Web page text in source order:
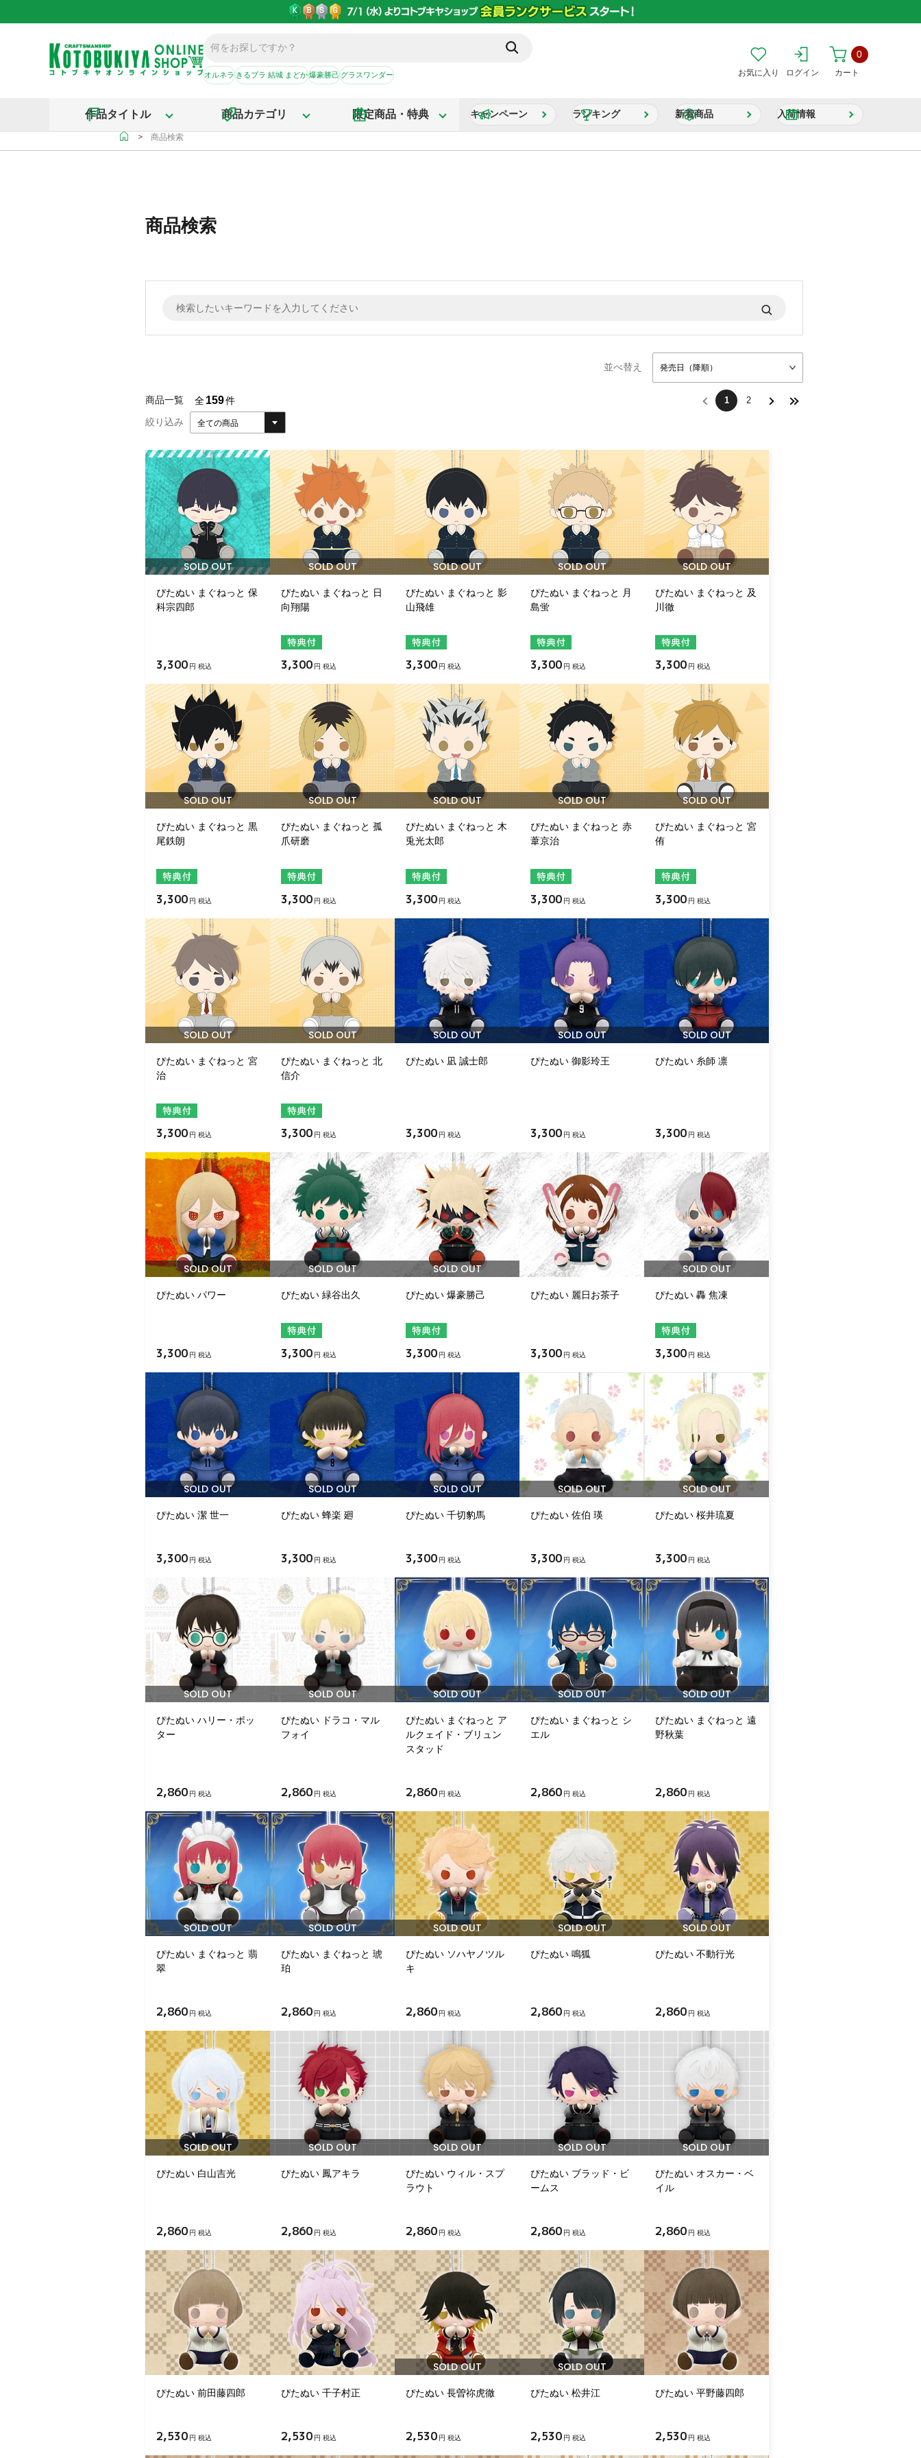
オルネラきるプラ 結城 まどか爆豪勝己グラスワンダー お気に入り ログイン カート
0
作品タイトル 商品カテゴリ 限定商品・特典 キャンペーン ランキング 新着商品 入荷情報
＞ 商品検索
商品検索
並べ替え 発売日（降順）
商品一覧 全159件 1 2
絞り込み 全ての商品
SOLD OUT
ぴたぬい まぐねっと 保
科宗四郎
3,300 円 税込
SOLD OUT
ぴたぬい まぐねっと 日
向翔陽
3,300 円 税込
SOLD OUT
ぴたぬい まぐねっと 影
山飛雄
3,300 円 税込
SOLD OUT
ぴたぬい まぐねっと 月
島蛍
3,300 円 税込
SOLD OUT
ぴたぬい まぐねっと 及
川徹
3,300 円 税込
SOLD OUT
ぴたぬい まぐねっと 黒
尾鉄朗
3,300 円 税込
SOLD OUT
ぴたぬい まぐねっと 孤
爪研磨
3,300 円 税込
SOLD OUT
ぴたぬい まぐねっと 木
兎光太郎
3,300 円 税込
SOLD OUT
ぴたぬい まぐねっと 赤
葦京治
3,300 円 税込
SOLD OUT
ぴたぬい まぐねっと 宮
侑
3,300 円 税込
SOLD OUT
ぴたぬい まぐねっと 宮
治
3,300 円 税込
SOLD OUT
ぴたぬい まぐねっと 北
信介
3,300 円 税込
SOLD OUT
ぴたぬい 凪 誠士郎
3,300 円 税込
SOLD OUT
ぴたぬい 御影玲王
3,300 円 税込
SOLD OUT
ぴたぬい 糸師 凛
3,300 円 税込
SOLD OUT
ぴたぬい パワー
3,300 円 税込
SOLD OUT
ぴたぬい 緑谷出久
3,300 円 税込
SOLD OUT
ぴたぬい 爆豪勝己
3,300 円 税込
ぴたぬい 麗日お茶子
3,300 円 税込
SOLD OUT
ぴたぬい 轟 焦凍
3,300 円 税込
SOLD OUT
ぴたぬい 潔 世一
3,300 円 税込
SOLD OUT
ぴたぬい 蜂楽 廻
3,300 円 税込
SOLD OUT
ぴたぬい 千切豹馬
3,300 円 税込
SOLD OUT
ぴたぬい 佐伯 瑛
3,300 円 税込
SOLD OUT
ぴたぬい 桜井琉夏
3,300 円 税込
SOLD OUT
ぴたぬい ハリー・ポッ
ター
2,860 円 税込
SOLD OUT
ぴたぬい ドラコ・マル
フォイ
2,860 円 税込
SOLD OUT
ぴたぬい まぐねっと ア
ルクェイド・ブリュン
スタッド
2,860 円 税込
SOLD OUT
ぴたぬい まぐねっと シ
エル
2,860 円 税込
SOLD OUT
ぴたぬい まぐねっと 遠
野秋葉
2,860 円 税込
SOLD OUT
ぴたぬい まぐねっと 翡
翠
2,860 円 税込
SOLD OUT
ぴたぬい まぐねっと 琥
珀
2,860 円 税込
SOLD OUT
ぴたぬい ソハヤノツル
キ
2,860 円 税込
SOLD OUT
ぴたぬい 鳴狐
2,860 円 税込
SOLD OUT
ぴたぬい 不動行光
2,860 円 税込
SOLD OUT
ぴたぬい 白山吉光
2,860 円 税込
SOLD OUT
ぴたぬい 鳳アキラ
2,860 円 税込
SOLD OUT
ぴたぬい ウィル・スプ
ラウト
2,860 円 税込
SOLD OUT
ぴたぬい ブラッド・ビ
ームス
2,860 円 税込
SOLD OUT
ぴたぬい オスカー・ベ
イル
2,860 円 税込
ぴたぬい 前田藤四郎
2,530 円 税込
ぴたぬい 千子村正
2,530 円 税込
SOLD OUT
ぴたぬい 長曽祢虎徹
2,530 円 税込
SOLD OUT
ぴたぬい 松井江
2,530 円 税込
ぴたぬい 平野藤四郎
2,530 円 税込